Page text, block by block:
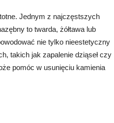
Jednym z najczęstszych
to twarda, żółtawa lub
nie tylko nieestetyczny
takich jak zapalenie dziąseł czy
pomóc w usunięciu kamienia